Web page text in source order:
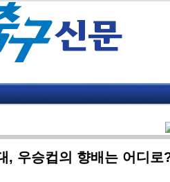
, 우승컵의 향배는 어디로